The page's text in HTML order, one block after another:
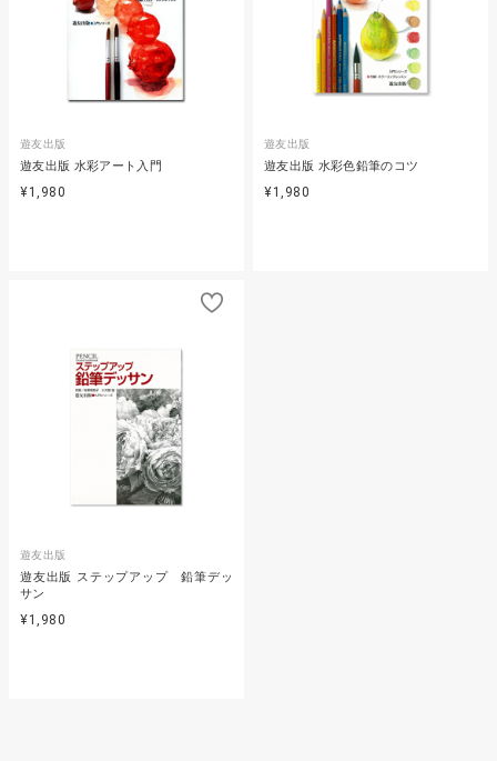
遊友出版
遊友出版 水彩アート入門
¥1,980
遊友出版
遊友出版 水彩色鉛筆のコツ
¥1,980
遊友出版
遊友出版 ステップアップ 鉛筆デッ
サン
¥1,980